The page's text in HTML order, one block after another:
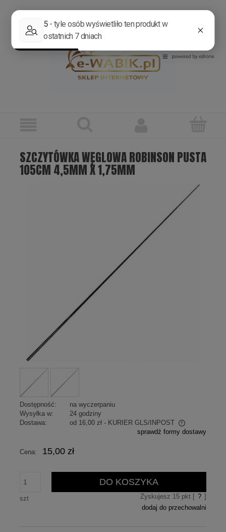
SZCZYTÓWKA WĘGLOWA ROBINSON PUSTA
105CM 4,5MM X 1,75MM
Dostępność:
na wyczerpaniu
Wysyłka w:
24 godziny
Dostawa:
od 16,00 zł - KURIER GLS/INPOST
Cena nie zawiera ewentualnych kosztów płatności
sprawdź formy dostawy
Cena: 15,00 zł
szt
DO KOSZYKA
Zyskujesz 15pkt [ ? ]
dodaj do przechowalni